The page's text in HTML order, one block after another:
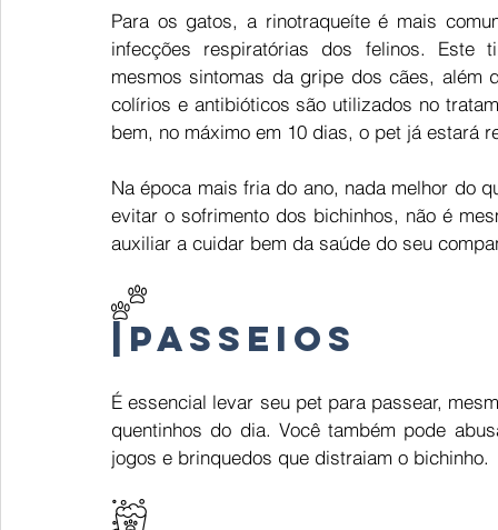
Para os gatos, a rinotraqueíte é mais
infecções respiratórias dos felinos. Este
mesmos sintomas da gripe dos cães, além
colírios e antibióticos são utilizados no
bem, no máximo em 10 dias, o pet já estará
Na época mais fria do ano, nada melhor do
evitar o sofrimento dos bichinhos, não é
auxiliar a cuidar bem da saúde do seu
Passeios
É essencial levar seu pet para passear,
quentinhos do dia. Você também pode
jogos e brinquedos que distraiam o